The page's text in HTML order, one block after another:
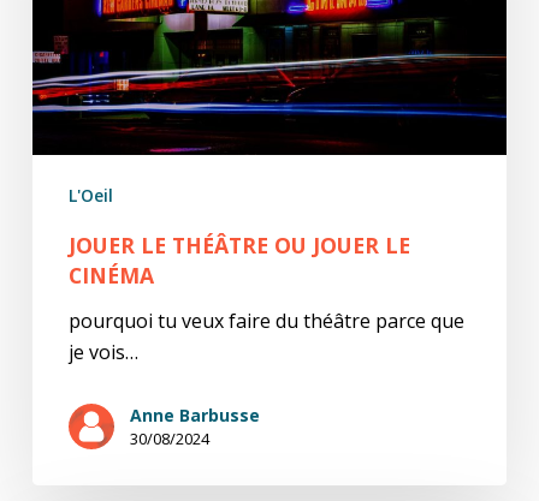
cinéma
L'Oeil
JOUER LE THÉÂTRE OU JOUER LE
CINÉMA
pourquoi tu veux faire du théâtre parce que
je vois…
Anne Barbusse
30/08/2024